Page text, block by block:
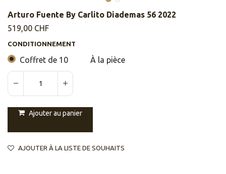
Arturo Fuente By Carlito Diademas 56 2022
519,00 CHF
CONDITIONNEMENT
Coffret de 10 À la pièce
Ajouter au panier
AJOUTER À LA LISTE DE SOUHAITS